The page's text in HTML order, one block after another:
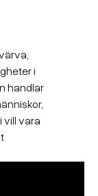
i
handlar
vill vara